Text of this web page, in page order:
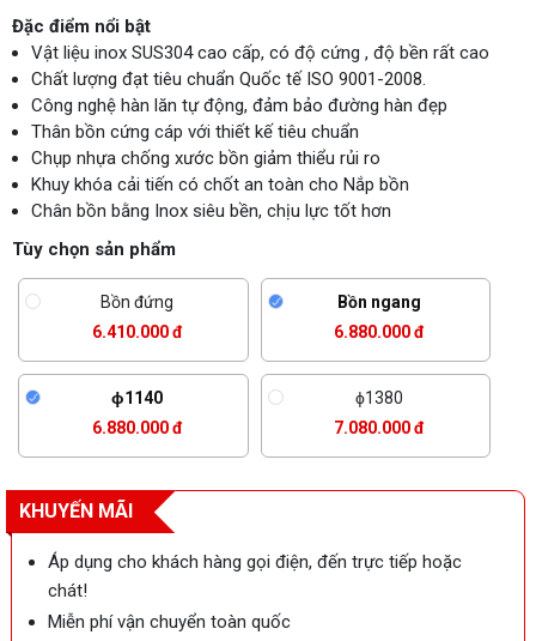
Đặc điểm nổi bật
Vật liệu inox SUS304 cao cấp, có độ cứng , độ bền rất cao
Chất lượng đạt tiêu chuẩn Quốc tế ISO 9001-2008.
Công nghệ hàn lăn tự động, đảm bảo đường hàn đẹp
Thân bồn cứng cáp với thiết kế tiêu chuẩn
Chụp nhựa chống xước bồn giảm thiểu rủi ro
Khuy khóa cải tiến có chốt an toàn cho Nắp bồn
Chân bồn bằng Inox siêu bền, chịu lực tốt hơn
Tùy chọn sản phẩm
Bồn đứng
6.410.000 đ
Bồn ngang
6.880.000 đ
ϕ1140
6.880.000 đ
ϕ1380
7.080.000 đ
KHUYẾN MÃI
Áp dụng cho khách hàng gọi điện, đến trực tiếp hoặc
chát!
Miễn phí vận chuyển toàn quốc